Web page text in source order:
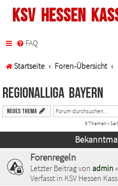
KSV Hessen
FAQ
Startseite Foren-Übersicht
Regionalliga Bayern
Neues Thema
9 Themen •
Forenregeln
Letzter Beitrag von admin «
Verfasst in KSV Hessen